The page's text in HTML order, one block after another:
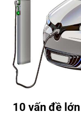
10 vấn đề